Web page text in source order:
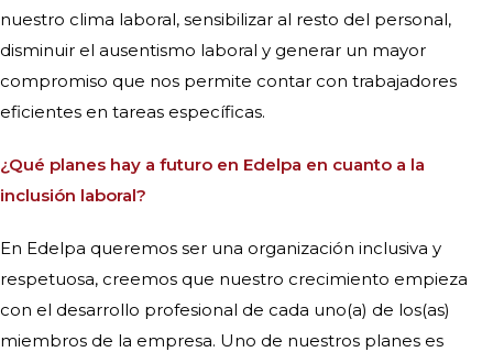
nuestro clima laboral, sensibilizar al resto del personal,
disminuir el ausentismo laboral y generar un mayor
compromiso que nos permite contar con trabajadores
eficientes en tareas específicas.
¿Qué planes hay a futuro en Edelpa en cuanto a la
inclusión laboral?
En Edelpa queremos ser una organización inclusiva y
respetuosa, creemos que nuestro crecimiento empieza
con el desarrollo profesional de cada uno(a) de los(as)
miembros de la empresa. Uno de nuestros planes es